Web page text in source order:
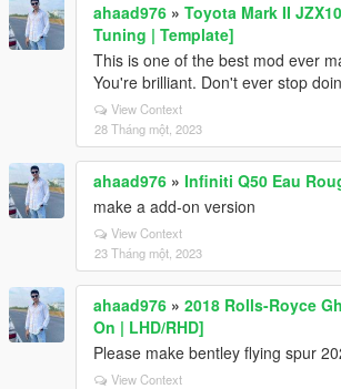
ahaad976 » Toyota Mark II
Tuning | Template]
This is one of the best mod ever
You're brilliant. Don't ever stop
View Context
28 Tháng một, 2023
ahaad976 » Infiniti Q50 Eau
make a add-on version
View Context
23 Tháng một, 2023
ahaad976 » 2018 Rolls-Royce
On | LHD/RHD]
Please make bentley flying spur
View Context